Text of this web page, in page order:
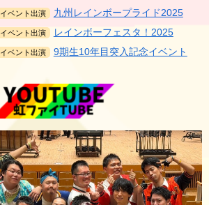
イベント出演
九州レインボープライド2025
イベント出演
レインボーフェスタ！2025
イベント出演 9期生10年目突入記念イベント